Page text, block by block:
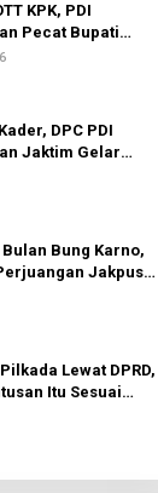
KPK, PDI
Pecat Bupati
Etik Suryani
DPC PDI
Jaktim Gelar
Dunia 2026
Bung Karno,
Jakpus
Sepak Bola U-
Lewat DPRD,
Itu Sesuai
Reformasi